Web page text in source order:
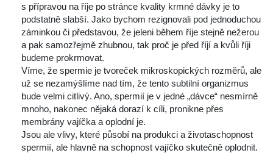
přípravou na říje po stránce kvality krmné dávky je to
podstatně slabší. Jako bychom rezignovali pod jednoduchou
záminkou či představou, že jeleni během říje stejně nežerou
a pak samozřejmě zhubnou, tak proč je před říjí a kvůli říji
budeme prokrmovat.
Víme, že spermie je tvoreček mikroskopických rozměrů, ale
už se nezamýšlíme nad tím, že tento subtilní organizmus
bude velmi citlivý. Ano, spermií je v jedné „dávce“ nesmírně
mnoho, nakonec nějaká dorazí k cíli, pronikne přes
membrány vajíčka a oplodní je.
Jsou ale vlivy, které působí na produkci a životaschopnost
permií, ale hlavně na schopnost vajíčko skutečně oplodnit.